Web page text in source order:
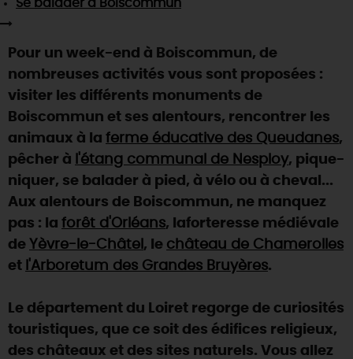
Visitesgourmandesetcréatives
Chic,une aire de pique-nique
Par ici lesguinguettes
Que rapporter du Loiret ?
La Route desMétiers d'Art
TOUT L'ART DE VIVRE
(re)Découvrir les coulisses de la Faïencerie de
Expérimenterles parcours Baludik
Une saison de festivals 🎉
Rendez-vous de la nature en 2026
Des sorties en famille dans le Loiret !
Programme des animations "Loiret au fil de l'eau"
Où sortir ?
AUJOURD'HUI
SE REPÉRER,SE DÉPLACER
INFOS & SERVICES
RÉSERVER MAINTENANT
Se balader à Boiscommun
Pour un week-end à Boiscommun, de
nombreuses activités vous sont proposées :
visiter les différents monuments de
Boiscommun et ses alentours, rencontrer les
animaux à la ferme éducative des Queudanes,
pêcher à l'étang communal de Nesploy, pique-
niquer, se balader à pied, à vélo ou à cheval...
Aux alentours de Boiscommun, ne manquez
pas : la forêt d'Orléans, laforteresse médiévale
de Yèvre-le-Châtel , le château de Chamerolles
et l'Arboretum des Grandes Bruyères.
Le département du Loiret regorge de curiosités
touristiques, que ce soit des édifices religieux,
des châteaux et des sites naturels. Vous allez